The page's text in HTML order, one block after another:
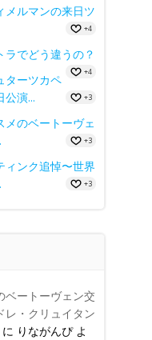
メルマンの来日ツ
+4
でどう違うの？
+4
ターツカペ
公演...
+3
メのベートーヴェ
+3
ィンク追悼〜世界
+3
ベートーヴェン交
・クリュイタン
に りながんぴよ